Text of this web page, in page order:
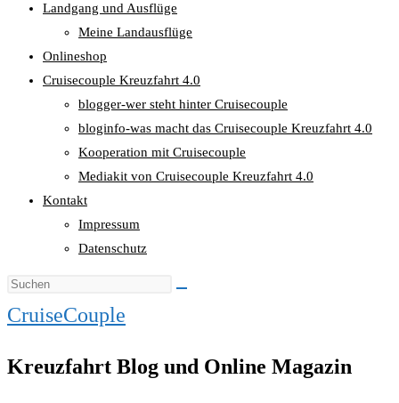
Landgang und Ausflüge
Meine Landausflüge
Onlineshop
Cruisecouple Kreuzfahrt 4.0
blogger-wer steht hinter Cruisecouple
bloginfo-was macht das Cruisecouple Kreuzfahrt 4.0
Kooperation mit Cruisecouple
Mediakit von Cruisecouple Kreuzfahrt 4.0
Kontakt
Impressum
Datenschutz
CruiseCouple
Kreuzfahrt Blog und Online Magazin